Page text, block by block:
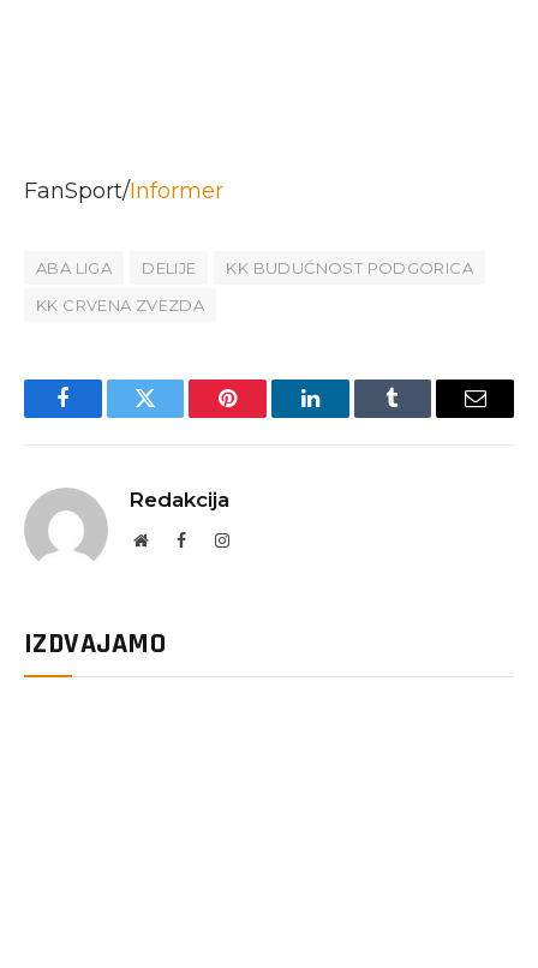
FanSport/Informer
ABA LIGA DELIJE
KK BUDUĆNOST PODGORICA
KK CRVENA ZVEZDA
FacebookTwitter Pinterest LinkedInTumblr Email
Redakcija
WebsiteFacebookInstagram
IZDVAJAMO